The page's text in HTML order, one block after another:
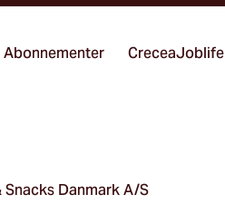
Abonnementer CreceaJoblife
Danmark A/S